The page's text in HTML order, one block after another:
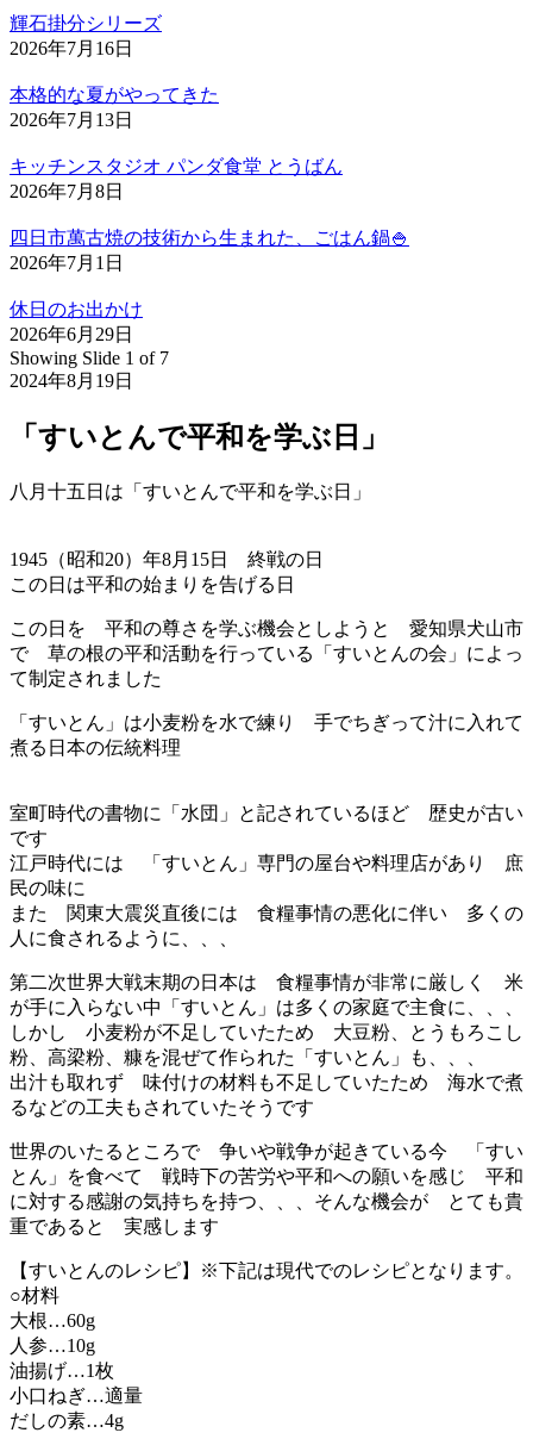
輝石掛分シリーズ
2026年7月16日
本格的な夏がやってきた
2026年7月13日
キッチンスタジオ パンダ食堂 とうばん
2026年7月8日
四日市萬古焼の技術から生まれた、ごはん鍋🍚
2026年7月1日
休日のお出かけ
2026年6月29日
Showing Slide 1 of 7
2024年8月19日
「すいとんで平和を学ぶ日」
八月十五日は「すいとんで平和を学ぶ日」
1945（昭和20）年8月15日 終戦の日
この日は平和の始まりを告げる日
この日を 平和の尊さを学ぶ機会としようと 愛知県犬山市
で 草の根の平和活動を行っている「すいとんの会」によっ
て制定されました
「すいとん」は小麦粉を水で練り 手でちぎって汁に入れて
煮る日本の伝統料理
室町時代の書物に「水団」と記されているほど 歴史が古い
です
江戸時代には 「すいとん」専門の屋台や料理店があり 庶
民の味に
また 関東大震災直後には 食糧事情の悪化に伴い 多くの
人に食されるように、、、
第二次世界大戦末期の日本は 食糧事情が非常に厳しく 米
が手に入らない中「すいとん」は多くの家庭で主食に、、、
しかし 小麦粉が不足していたため 大豆粉、とうもろこし
粉、高梁粉、糠を混ぜて作られた「すいとん」も、、、
出汁も取れず 味付けの材料も不足していたため 海水で煮
るなどの工夫もされていたそうです
世界のいたるところで 争いや戦争が起きている今 「すい
とん」を食べて 戦時下の苦労や平和への願いを感じ 平和
に対する感謝の気持ちを持つ、、、そんな機会が とても貴
重であると 実感します
【すいとんのレシピ】※下記は現代でのレシピとなります。
○材料
大根…60g
人参…10g
油揚げ…1枚
小口ねぎ…適量
だしの素…4g